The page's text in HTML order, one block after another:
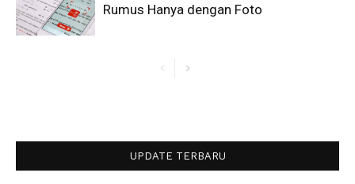
Rumus Hanya dengan Foto
UPDATE TERBARU